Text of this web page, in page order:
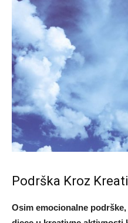
Podrška Kroz
Osim emocionalne